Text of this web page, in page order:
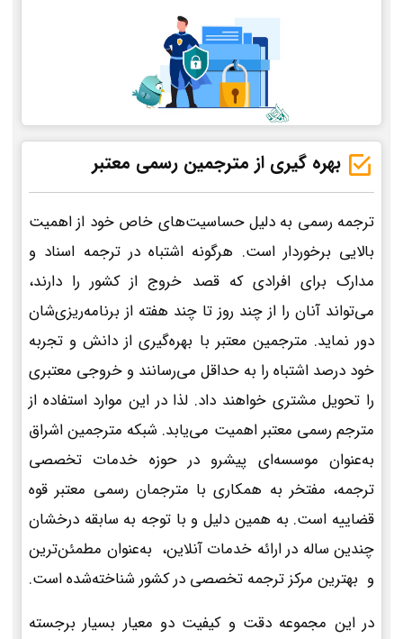
بهره گیری از مترجمین رسمی معتبر
ترجمه رسمی به دلیل حساسیت‌های خاص خود از اهمیت
بالایی برخوردار است. هرگونه اشتباه در ترجمه اسناد و
مدارک برای افرادی که قصد خروج از کشور را دارند،
می‌تواند آنان را از چند روز تا چند هفته از برنامه‌ریزی‌شان
دور نماید. مترجمین معتبر با بهره‌گیری از دانش و تجربه
خود درصد اشتباه را به حداقل می‌رسانند و خروجی معتبری
را تحویل مشتری خواهند داد. لذا در این موارد استفاده از
مترجم رسمی معتبر اهمیت می‌یابد. شبکه مترجمین اشراق
به‌عنوان موسسه‌ای پیشرو در حوزه خدمات تخصصی
ترجمه، مفتخر به همکاری با مترجمان رسمی معتبر قوه
قضاییه است. به همین دلیل و با توجه به سابقه درخشان
چندین ساله در ارائه خدمات آنلاین، به‌عنوان مطمئن‌ترین
و بهترین مرکز ترجمه تخصصی در کشور شناخته‌شده است.
در این مجموعه دقت و کیفیت دو معیار بسیار برجسته